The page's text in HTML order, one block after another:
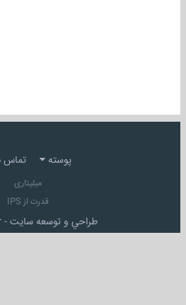
پوسته تماس
میلیتاری
قدرت از IPS
طراحي و توسعه سايت -